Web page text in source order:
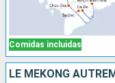
Comidas incluidas